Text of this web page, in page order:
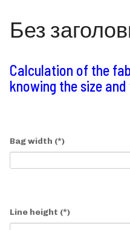
Без
Calculation of the
knowing the size
Bag width (*)
Line height (*)